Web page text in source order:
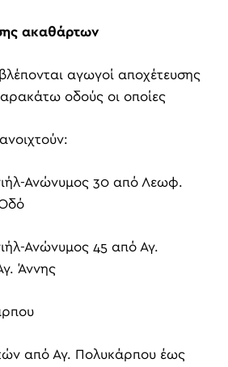
ακαθάρτων
αγωγοί αποχέτευσης
οδούς οι οποίες
Ανώνυμος 30 από Λεωφ.
Ανώνυμος 45 από Αγ.
Άννης
από Αγ. Πολυκάρπου έως